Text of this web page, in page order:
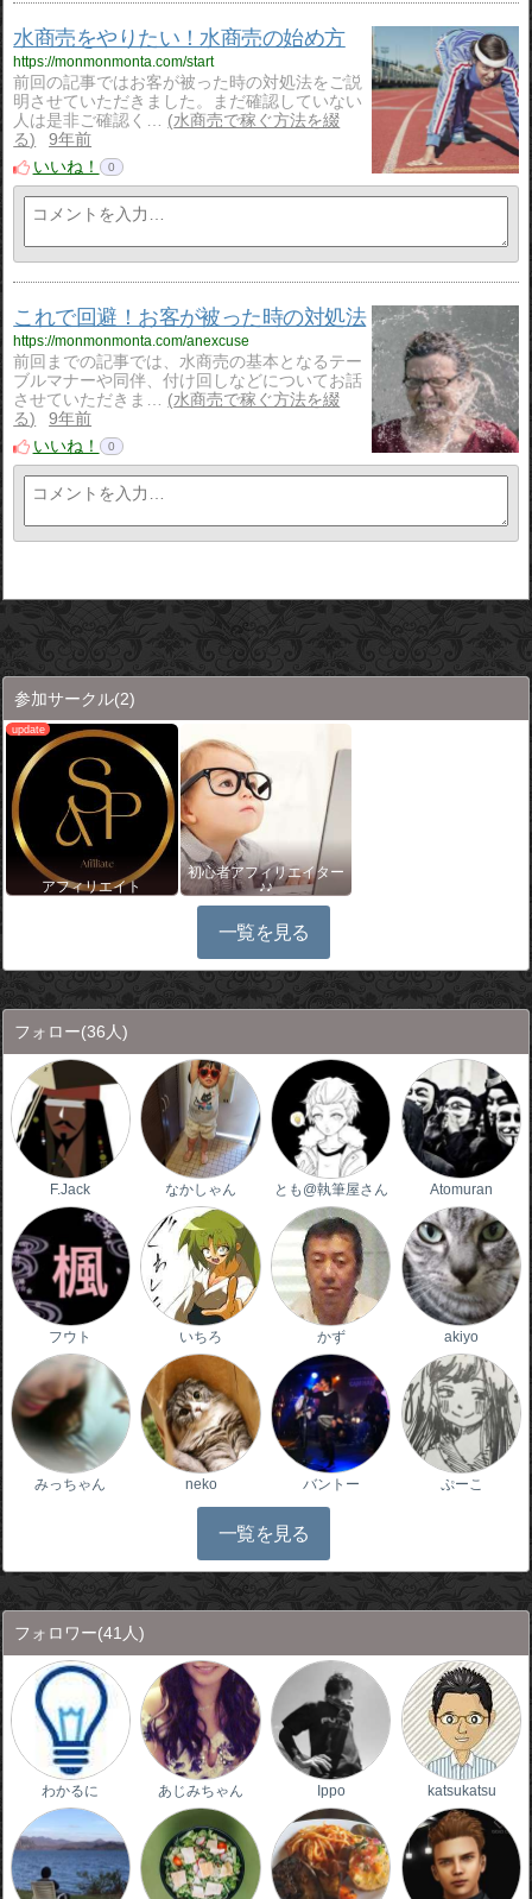
水商売をやりたい！水商売の始め方
https://monmonmonta.com/start
前回の記事ではお客が被った時の対処法をご説
明させていただきました。まだ確認していない
人は是非ご確認く…
水商売で稼ぐ方法を綴
る
9年前
いいね！
0
これで回避！お客が被った時の対処法
https://monmonmonta.com/anexcuse
前回までの記事では、水商売の基本となるテー
ブルマナーや同伴、付け回しなどについてお話
させていただきま…
水商売で稼ぐ方法を綴
る
9年前
いいね！
0
参加サークル(2)
アフィリエイト
初心者アフィリエイター
♪♪
一覧を見る
フォロー(36人)
F.Jack なかしゃん とも@執筆屋さん Atomuran
フウト いちろ かず akiyo
みっちゃん neko バントー ぷーこ
一覧を見る
フォロワー(41人)
わかるに あじみちゃん Ippo katsukatsu